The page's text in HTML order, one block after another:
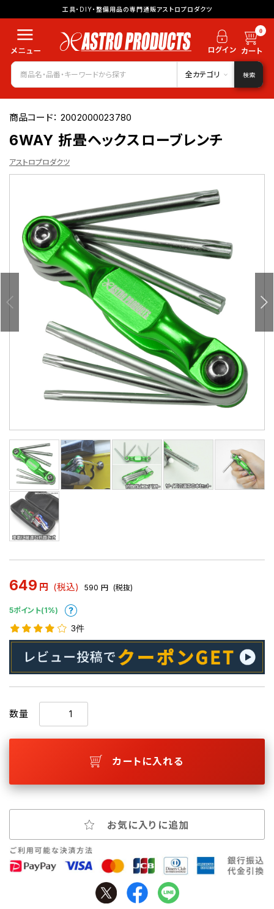
工具・DIY・整備用品の専門通販アストロプロダクツ
0
全カテゴリ 検索
商品コード：2002000023780
6WAY 折畳ヘックスローブレンチ
アストロプロダクツ
649 円 (税込) 590 円 (税抜)
5ポイント(1%)
3件
数量
カートに入れる
お気に入りに追加